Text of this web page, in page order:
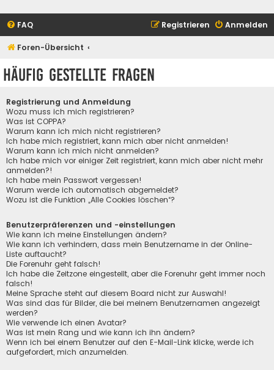
FAQ Anmelden
Registrieren
Foren-Übersicht
Häufig gestellte Fragen
Registrierung und Anmeldung
Wozu muss ich mich registrieren?
Was ist COPPA?
Warum kann ich mich nicht registrieren?
Ich habe mich registriert, kann mich aber nicht anmelden!
Warum kann ich mich nicht anmelden?
Ich habe mich vor einiger Zeit registriert, kann mich aber nicht mehr
anmelden?!
Ich habe mein Passwort vergessen!
Warum werde ich automatisch abgemeldet?
Wozu ist die Funktion „Alle Cookies löschen“?
Benutzerpräferenzen und -einstellungen
Wie kann ich meine Einstellungen ändern?
Wie kann ich verhindern, dass mein Benutzername in der Online-
Liste auftaucht?
Die Forenuhr geht falsch!
Ich habe die Zeitzone eingestellt, aber die Forenuhr geht immer noch
falsch!
Meine Sprache steht auf diesem Board nicht zur Auswahl!
Was sind das für Bilder, die bei meinem Benutzernamen angezeigt
werden?
Wie verwende ich einen Avatar?
Was ist mein Rang und wie kann ich ihn ändern?
Wenn ich bei einem Benutzer auf den E-Mail-Link klicke, werde ich
aufgefordert, mich anzumelden.